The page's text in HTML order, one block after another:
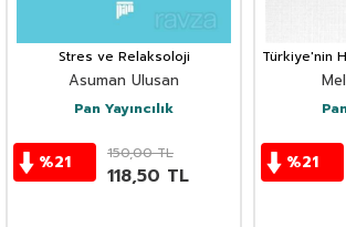
Stres ve Relaksoloji
Asuman Ulusan
Pan Yayıncılık
%21 150,00TL
118,50 TL
Türkiye'nin
%21